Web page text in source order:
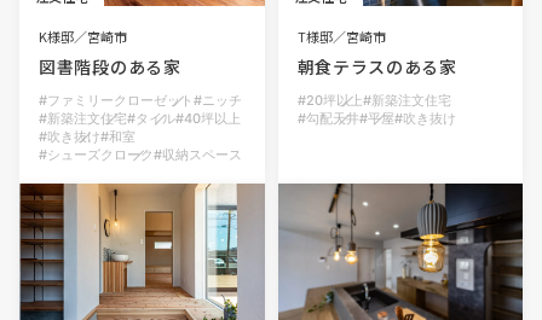
K様邸 宮崎市
図書階段のある家
ファミリークローゼット
ニッチ
新築注文住宅
タイル 40坪以上
吹き抜け 和室
シューズクローク
収納スペース
T様邸 宮崎市
朝食テラスのある家
20坪以上 新築注文住宅
勾配天井 平屋 吹き抜け